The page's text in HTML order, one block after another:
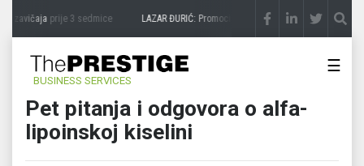
zavičajaprije 3 sedmice LAZAR ĐURIĆ: Promocija potencijal pretvara u destinaciju
BUSINESS SERVICES
☰
Pet pitanja i odgovora o alfa-
lipoinskoj kiselini